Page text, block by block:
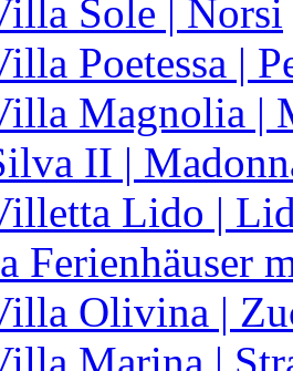
Sole | Norsi
Poetessa |
Magnolia |
II |
Lido |
Ferienhäuser
Olivina |
Marina |